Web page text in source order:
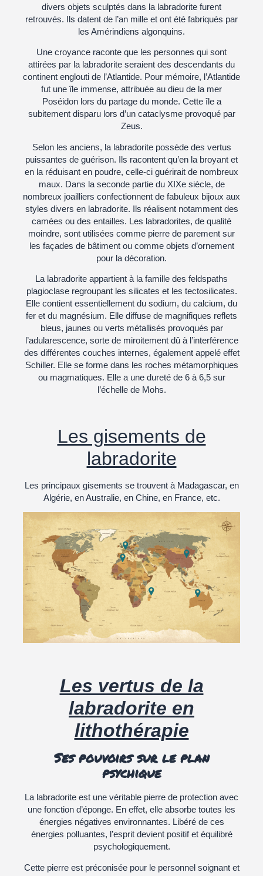
divers objets sculptés dans la labradorite furent
retrouvés. Ils datent de l’an mille et ont été fabriqués par
les Amérindiens algonquins.
Une croyance raconte que les personnes qui sont
attirées par la labradorite seraient des descendants du
continent englouti de l’Atlantide. Pour mémoire, l’Atlantide
fut une île immense, attribuée au dieu de la mer
Poséidon lors du partage du monde. Cette île a
subitement disparu lors d’un cataclysme provoqué par
Zeus.
Selon les anciens, la labradorite possède des vertus
puissantes de guérison. Ils racontent qu’en la broyant et
en la réduisant en poudre, celle-ci guérirait de nombreux
maux. Dans la seconde partie du XIXe siècle, de
nombreux joailliers confectionnent de fabuleux bijoux aux
styles divers en labradorite. Ils réalisent notamment des
camées ou des entailles. Les labradorites, de qualité
moindre, sont utilisées comme pierre de parement sur
les façades de bâtiment ou comme objets d’ornement
pour la décoration.
La labradorite appartient à la famille des feldspaths
plagioclase regroupant les silicates et les tectosilicates.
Elle contient essentiellement du sodium, du calcium, du
fer et du magnésium. Elle diffuse de magnifiques reflets
bleus, jaunes ou verts métallisés provoqués par
l’adularescence, sorte de miroitement dû à l’interférence
des différentes couches internes, également appelé effet
Schiller. Elle se forme dans les roches métamorphiques
ou magmatiques. Elle a une dureté de 6 à 6,5 sur
l’échelle de Mohs.
Les gisements de
labradorite
Les principaux gisements se trouvent à Madagascar, en
Algérie, en Australie, en Chine, en France, etc.
Les vertus de la
labradorite en
lithothérapie
Ses pouvoirs sur le plan
psychique
La labradorite est une véritable pierre de protection avec
une fonction d’éponge. En effet, elle absorbe toutes les
énergies négatives environnantes. Libéré de ces
énergies polluantes, l’esprit devient positif et équilibré
psychologiquement.
Cette pierre est préconisée pour le personnel soignant et